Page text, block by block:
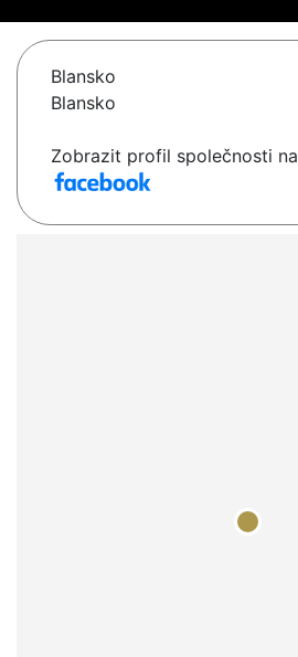
Blansko
Blansko
Zobrazit profil společnosti na